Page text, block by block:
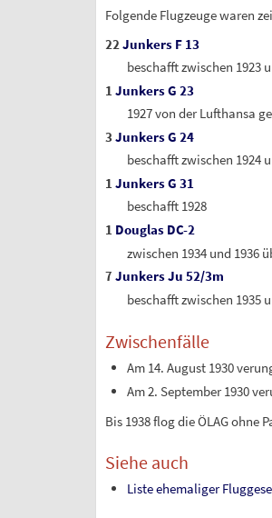
Folgende Flugzeuge waren
22 Junkers F 13
beschafft zwischen 1923
1 Junkers G 23
1927 von der Lufthansa
3Junkers G 24
beschafft zwischen 1924
1 Junkers G 31
beschafft 1928
1 Douglas DC-2
zwischen 1934 und 1936
7 Junkers Ju 52/3m
beschafft zwischen 1935
Zwischenfälle
Am 14. August 1930
Am 2. September 1930
Bis 1938 flog die ÖLAG ohne
Siehe auch
Liste ehemaliger